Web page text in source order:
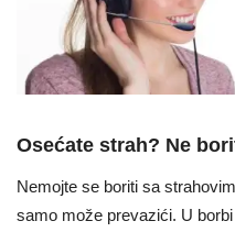
Osećate strah? Ne
Nemojte se boriti sa
samo može prevazići. U